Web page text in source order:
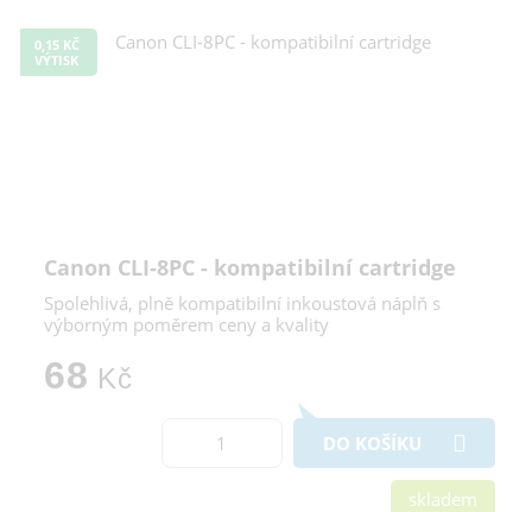
0,15 KČ
VÝTISK
Canon CLI-8PC - kompatibilní cartridge
Spolehlivá, plně kompatibilní inkoustová náplň s
výborným poměrem ceny a kvality
68 Kč
DO KOŠÍKU
skladem